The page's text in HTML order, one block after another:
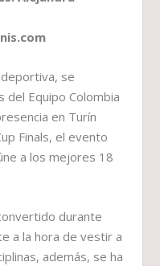
se
del Equipo Colombia
en Turín
Finals, el evento
a los mejores 18
durante
a la hora de vestir a
además, se ha